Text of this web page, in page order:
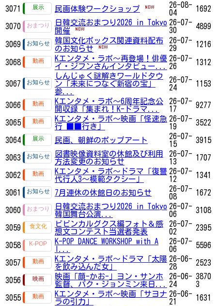
3071 民画体験ワークショップ
26-08-
04
1692
3070
日韓交流おまつり2026 in Tokyo
開催
26-07-
30
4899
3069
韓国文化ボックス関連資料配布
のお知らせ
26-07-
29
1216
3068
Kエンタメ・ラボ～再登場！俳優
イ・ジフンさんインタビュー...
26-07-
26
1312
3067
しんじゅく謎解きワールドタウ
ン「未来につなぐ新宿の宝」
参...
26-07-
24
1153
3066
Kエンタメ・ラボ～6周年記念公
開収録「集まれ！K-ドラマ...
26-07-
17
9277
3065
Kエンタメ・ラボ～映画「怪速急
行 ■■行き」
26-07-
19
3522
3064 民画、朝鮮のポップアート
26-07-
15
3915
3063
図書映像資料室の休館及び利用
方法変更のお知らせ
26-07-
13
1707
3062
Kエンタメ・ラボ～ドラマ「復讐
代行人3～模範タクシー」
26-07-
12
1341
3061 7月連休の休館日のお知らせ
26-07-
08
1672
3060
日韓交流おまつり2026 in Tokyo
韓国舞台公演...
26-07-
06
3108
3059
ビビンカルグクス編フォト＆感
想文コンテスト当選者発表
26-07-
02
2395
3058
K-POP DANCE WORKSHOP with A
I...
26-07-
06
5596
3057
Kエンタメ・ラボ～ドラマ「太陽
を飲み込んだ女」
26-06-
28
2523
3056
映画「顔-かお-」ヨン・サンホ
監督、パク・ジョンミン来日...
26-06-
24
3870
3
3055
Kエンタメ・ラボ～映画「サヨナ
ラの引力」
26-06-
21
1631